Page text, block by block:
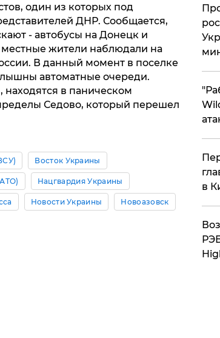
один из которых под
ДНР. Сообщается,
- автобусы на Донецк и
жители наблюдали на
В данный момент в поселке
автоматные очереди.
в паническом
Седово, который перешел
Восток Украины
Нацгвардия Украины
Новости Украины Новоазовск
в